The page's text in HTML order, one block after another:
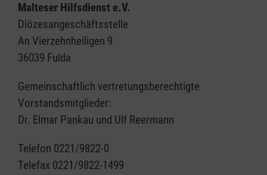
Malteser Hilfsdienst e.V.
Diözesangeschäftsstelle
An Vierzehnheiligen 9
36039 Fulda
Gemeinschaftlich vertretungsberechtigte
Vorstandsmitglieder:
Dr. Elmar Pankau und Ulf Reermann
Telefon 0221/9822-0
Telefax 0221/9822-1499